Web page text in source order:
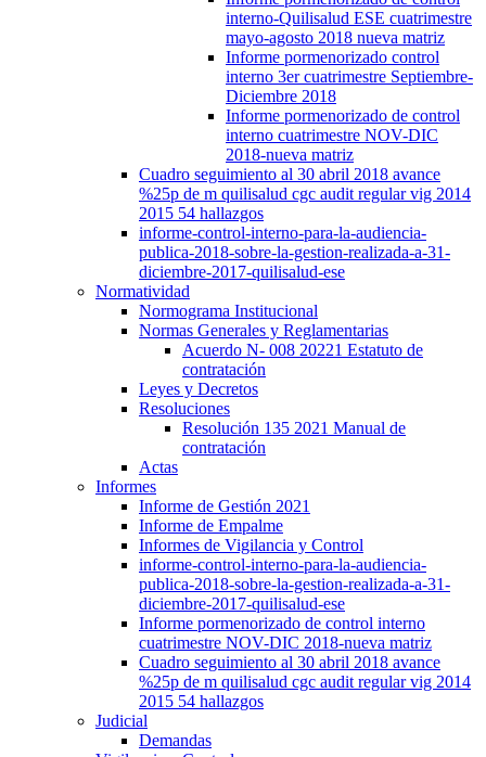
interno-Quilisalud ESE cuatrimestre
mayo-agosto 2018 nueva matriz
Informe pormenorizado control
interno 3er cuatrimestre Septiembre-
Diciembre 2018
Informe pormenorizado de control
interno cuatrimestre NOV-DIC
2018-nueva matriz
Cuadro seguimiento al 30 abril 2018 avance
%25p de m quilisalud cgc audit regular vig 2014
2015 54 hallazgos
informe-control-interno-para-la-audiencia-
publica-2018-sobre-la-gestion-realizada-a-31-
diciembre-2017-quilisalud-ese
Normatividad
Normograma Institucional
Normas Generales y Reglamentarias
Acuerdo N- 008 20221 Estatuto de
contratación
Leyes y Decretos
Resoluciones
Resolución 135 2021 Manual de
contratación
Actas
Informes
Informe de Gestión 2021
Informe de Empalme
Informes de Vigilancia y Control
informe-control-interno-para-la-audiencia-
publica-2018-sobre-la-gestion-realizada-a-31-
diciembre-2017-quilisalud-ese
Informe pormenorizado de control interno
cuatrimestre NOV-DIC 2018-nueva matriz
Cuadro seguimiento al 30 abril 2018 avance
%25p de m quilisalud cgc audit regular vig 2014
2015 54 hallazgos
Judicial
Demandas